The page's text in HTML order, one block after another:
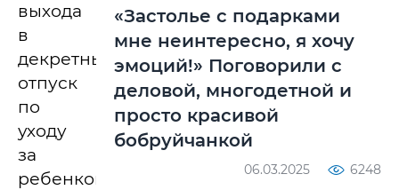
выхода
в
декретный
отпуск
по
уходу
за
ребенком
«Застолье с подарками
мне неинтересно, я хочу
эмоций!» Поговорили с
деловой, многодетной и
просто красивой
бобруйчанкой
06.03.2025 6248